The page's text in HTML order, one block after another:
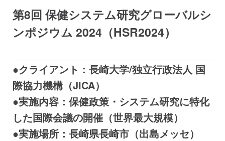
第8回 保健システム研究グローバルシ
ンポジウム 2024（HSR2024）
●クライアント：長崎大学/独立行政法人 国
際協力機構（JICA）
●実施内容：保健政策・システム研究に特化
した国際会議の開催（世界最大規模）
●実施場所：長崎県長崎市（出島メッセ）